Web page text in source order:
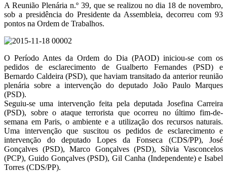
A Reunião Plenária n.º 39, que se realizou no dia 18 de novembro,
sob a presidência do Presidente da Assembleia, decorreu com 93
pontos na Ordem de Trabalhos.
O Período Antes da Ordem do Dia (PAOD) iniciou-se com os
pedidos de esclarecimento de Gualberto Fernandes (PSD) e
Bernardo Caldeira (PSD), que haviam transitado da anterior reunião
plenária sobre a intervenção do deputado João Paulo Marques
(PSD).
Seguiu-se uma intervenção feita pela deputada Josefina Carreira
(PSD), sobre o ataque terrorista que ocorreu no último fim-de-
semana em Paris, o ambiente e a utilização dos recursos naturais.
Uma intervenção que suscitou os pedidos de esclarecimento e
intervenção do deputado Lopes da Fonseca (CDS/PP), José
Gonçalves (PSD), Marco Gonçalves (PSD), Sílvia Vasconcelos
(PCP), Guido Gonçalves (PSD), Gil Canha (Independente) e Isabel
Torres (CDS/PP).